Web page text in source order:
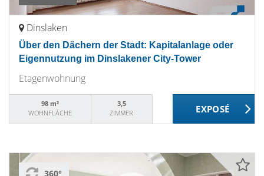
Dinslaken
Über den Dächern der Stadt: Kapitalanlage oder
Eigennutzung im Dinslakener City-Tower
Etagenwohnung
98 m²
WOHNFLÄCHE
3,5
ZIMMER
360°